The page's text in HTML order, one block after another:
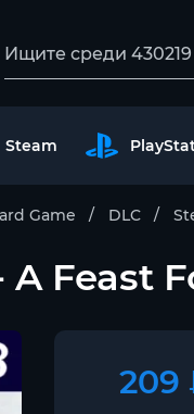
Steam
Game DLC
A Feast
209